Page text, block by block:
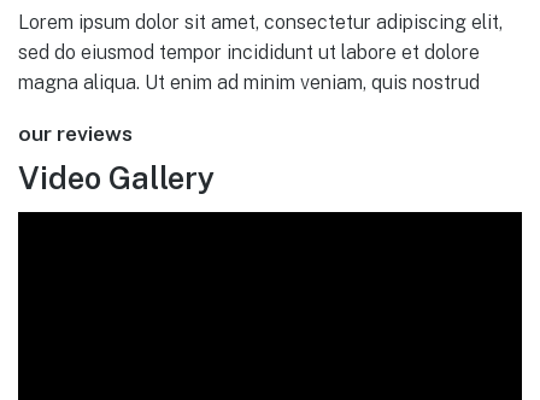
Lorem ipsum dolor sit amet, consectetur adipiscing elit,
sed do eiusmod tempor incididunt ut labore et dolore
magna aliqua. Ut enim ad minim veniam, quis nostrud
our reviews
Video Gallery